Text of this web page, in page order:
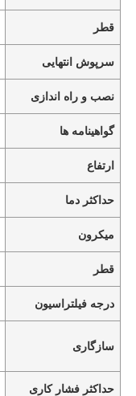
خانه
محصولات
فیلم های
قطر
سرپوش انتهایی
نصب و راه اندازی
گواهینامه ها
ارتفاع
حداکثر دما
میکرون
قطر
درجه فیلتراسیون
سازگاری
حداکثر فشار کاری